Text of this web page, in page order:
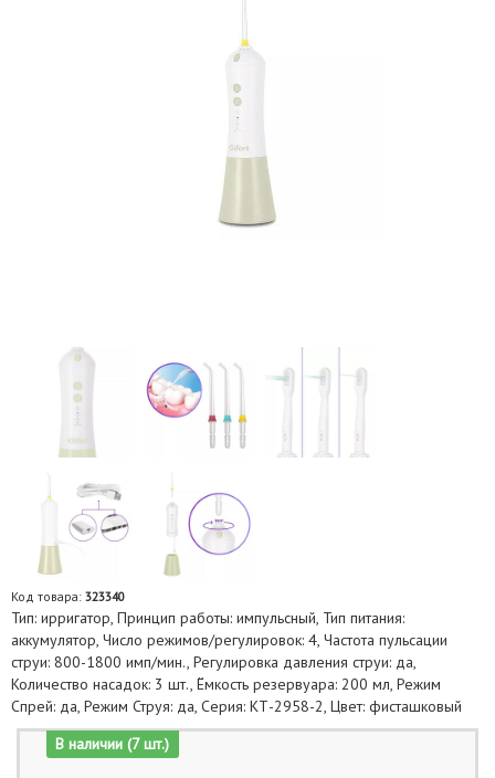
Код товара: 323340
Тип: ирригатор, Принцип работы: импульсный, Тип питания:
аккумулятор, Число режимов/регулировок: 4, Частота пульсации
струи: 800-1800 имп/мин., Регулировка давления струи: да,
Количество насадок: 3 шт., Ёмкость резервуара: 200 мл, Режим
Спрей: да, Режим Струя: да, Серия: КТ-2958-2, Цвет: фисташковый
В наличии (7 шт.)